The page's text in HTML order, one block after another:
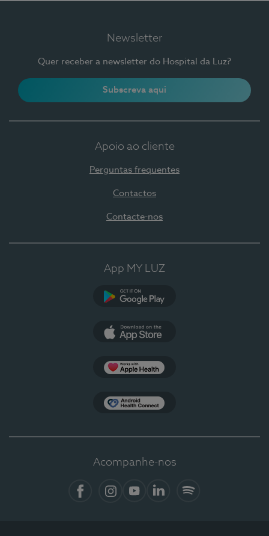
Newsletter
Quer receber a newsletter do Hospital da Luz?
Subscreva aqui
Apoio ao cliente
Perguntas frequentes
Contactos
Contacte-nos
App MY LUZ
Acompanhe-nos